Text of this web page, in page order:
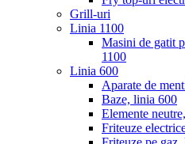
Grill-uri
Linia 1100
Masini de gatit
1100
Linia 600
Aparate de
Baze, linia 600
Elemente
Friteuze